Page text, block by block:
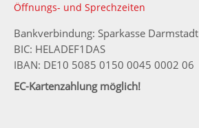
Öffnungs- und Sprechzeiten
Bankverbindung: Sparkasse Darmstadt
BIC: HELADEF1DAS
IBAN: DE10 5085 0150 0045 0002 06
EC-Kartenzahlung möglich!